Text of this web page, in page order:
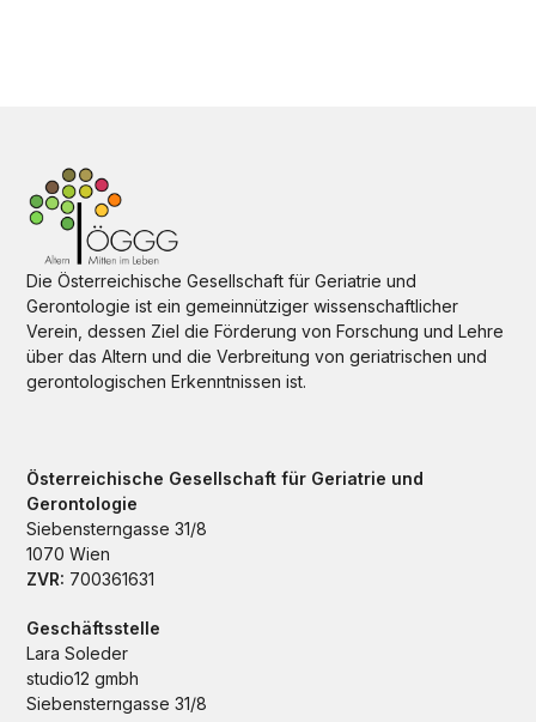
Die Österreichische Gesellschaft für Geriatrie und
Gerontologie ist ein gemeinnütziger wissenschaftlicher
Verein, dessen Ziel die Förderung von Forschung und Lehre
über das Altern und die Verbreitung von geriatrischen und
gerontologischen Erkenntnissen ist.
Österreichische Gesellschaft für Geriatrie und
Gerontologie
Siebensterngasse 31/8
1070 Wien
ZVR: 700361631
Geschäftsstelle
Lara Soleder
studio12 gmbh
Siebensterngasse 31/8